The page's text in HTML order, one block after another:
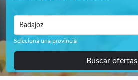
Badajoz
Seleciona una provincia
Buscar ofertas